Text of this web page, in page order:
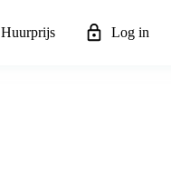
Huurprijs Log in